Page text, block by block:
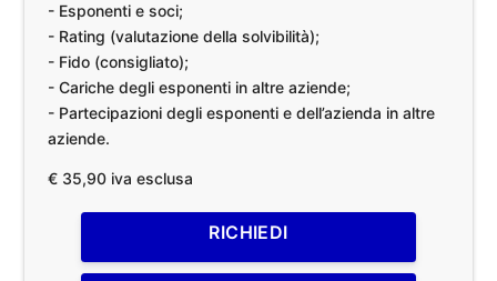
- Esponenti e soci;
- Rating (valutazione della solvibilità);
- Fido (consigliato);
- Cariche degli esponenti in altre aziende;
- Partecipazioni degli esponenti e dell’azienda in altre
aziende.
€ 35,90 iva esclusa
RICHIEDI